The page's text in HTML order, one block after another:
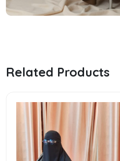
Related Products